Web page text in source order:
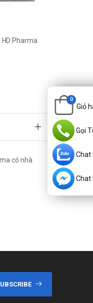
Pharma
có nhà
0
Giỏ
Gọi
Chat
Chat